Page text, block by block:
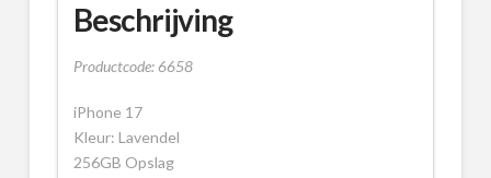
Beschrijving
Productcode: 6658
iPhone 17
Kleur: Lavendel
256GB Opslag